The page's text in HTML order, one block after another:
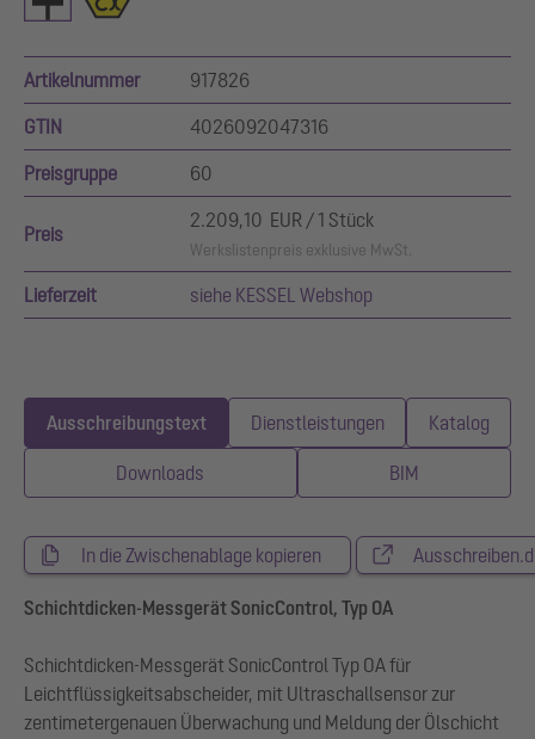
Artikelnummer 917826
GTIN 4026092047316
Preisgruppe 60
Preis
2.209,10 EUR / 1 Stück
Werkslistenpreis exklusive MwSt.
Lieferzeit siehe KESSEL Webshop
Ausschreibungstext Dienstleistungen Katalog
Downloads BIM
In die Zwischenablage kopieren
Schichtdicken-Messgerät SonicControl, Typ OA
Schichtdicken-Messgerät SonicControl Typ OA für
Leichtflüssigkeitsabscheider, mit Ultraschallsensor zur
zentimetergenauen Überwachung und Meldung der Ölschicht